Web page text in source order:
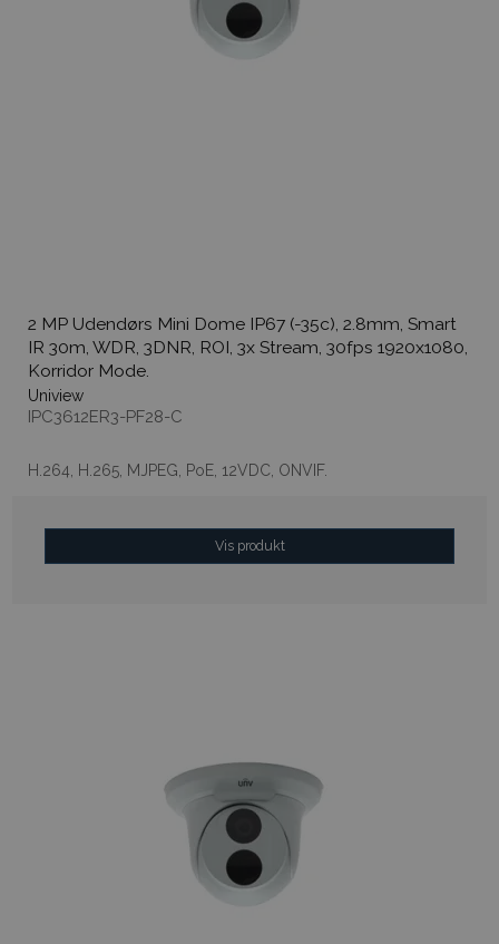
2 MP Udendørs Mini Dome IP67 (-35c), 2.8mm, Smart
IR 30m, WDR, 3DNR, ROI, 3x Stream, 30fps 1920x1080,
Korridor Mode.
Uniview
IPC3612ER3-PF28-C
H.264, H.265, MJPEG, PoE, 12VDC, ONVIF.
Vis produkt